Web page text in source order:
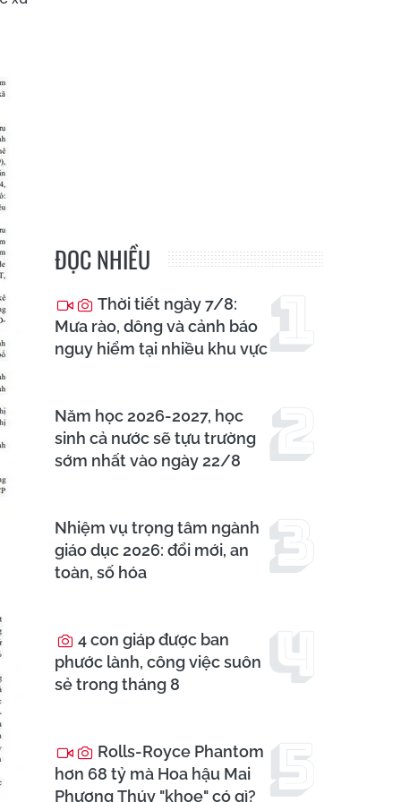
ĐỌC NHIỀU
Thời tiết ngày 7/8:
Mưa rào, dông và cảnh báo
nguy hiểm tại nhiều khu vực
Năm học 2026-2027, học
sinh cả nước sẽ tựu trường
sớm nhất vào ngày 22/8
Nhiệm vụ trọng tâm ngành
giáo dục 2026: đổi mới, an
toàn, số hóa
4 con giáp được ban
phước lành, công việc suôn
sẻ trong tháng 8
Rolls-Royce Phantom
hơn 68 tỷ mà Hoa hậu Mai
Phương Thúy "khoe" có gì?